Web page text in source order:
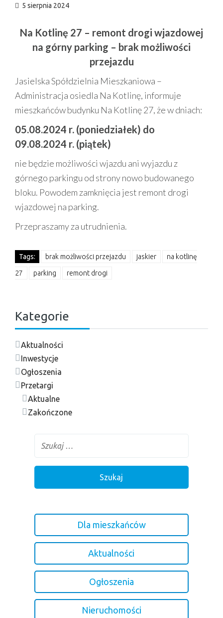
5 sierpnia 2024
Na Kotlinę 27 – remont drogi wjazdowej
na górny parking – brak możliwości
przejazdu
Jasielska Spółdzielnia Mieszkaniowa –
Administracja osiedla Na Kotlinę, informuje
mieszkańców budynku Na Kotlinę 27, że w dniach:
05.08.2024 r. (poniedziałek) do
09.08.2024 r. (piątek)
nie będzie możliwości wjazdu ani wyjazdu z
górnego parkingu od strony nowo budowanego
bloku. Powodem zamknięcia jest remont drogi
wjazdowej na parking.
Przepraszamy za utrudnienia.
Tags: brak możliwości przejazdu jaskier na kotlinę
27 parking remont drogi
Kategorie
Aktualności
Inwestycje
Ogłoszenia
Przetargi
Aktualne
Zakończone
Dla mieszkańców
Aktualności
Ogłoszenia
Nieruchomości